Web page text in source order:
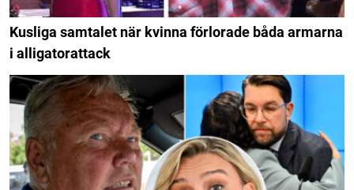
Kusliga samtalet när kvinna förlorade båda armarna
i alligatorattack